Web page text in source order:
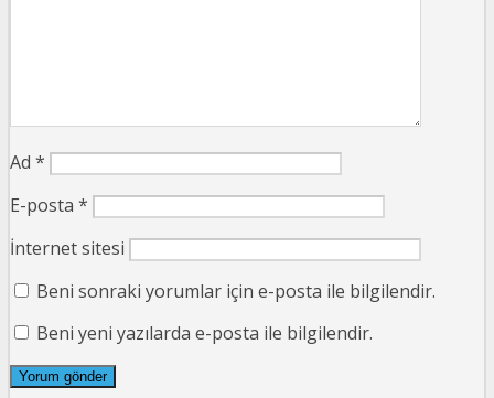
Ad *
E-posta *
İnternet sitesi
Beni sonraki yorumlar için e-posta ile bilgilendir.
Beni yeni yazılarda e-posta ile bilgilendir.